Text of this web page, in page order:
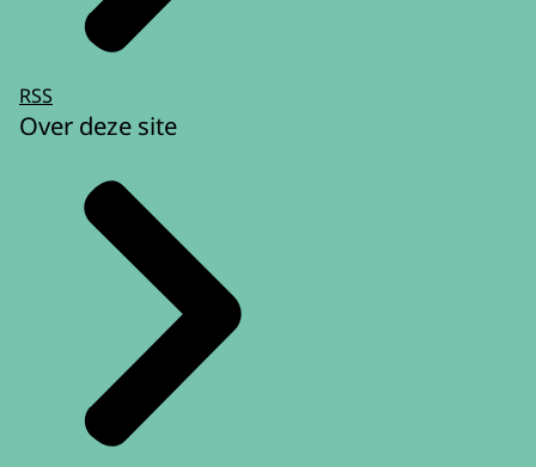
RSS
Over deze site